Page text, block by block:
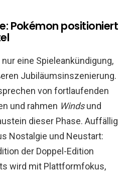
Pokémon positioniert
eine Spieleankündigung,
Jubiläumsinszenierung.
von fortlaufenden
und rahmen Windsund
dieser Phase. Auffällig
Nostalgie und Neustart:
der Doppel-Edition
wird mit Plattformfokus,